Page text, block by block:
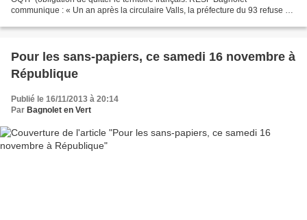
communique : « Un an après la circulaire Valls, la préfecture du 93 refuse de
Pour les sans-papiers, ce samedi 16 novembre à
République
Publié le 16/11/2013 à 20:14
Par Bagnolet en Vert